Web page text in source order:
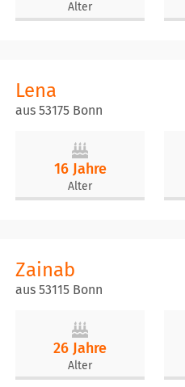
Alter
Lena
aus 53175 Bonn
16 Jahre
Alter
Zainab
aus 53115 Bonn
26 Jahre
Alter